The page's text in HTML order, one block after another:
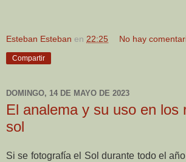
Esteban Esteban en 22:25 No hay
Compartir
DOMINGO, 14 DE MAYO DE 2023
El analema y su uso en los
sol
Si se fotografía el Sol durante todo el